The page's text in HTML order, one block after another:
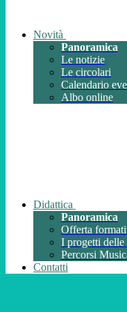
Novità
Panoramica
Le notizie
Le circolari
Calendario
Albo online
Didattica
Panoramica
Offerta
I progetti delle
Percorsi
Contatti